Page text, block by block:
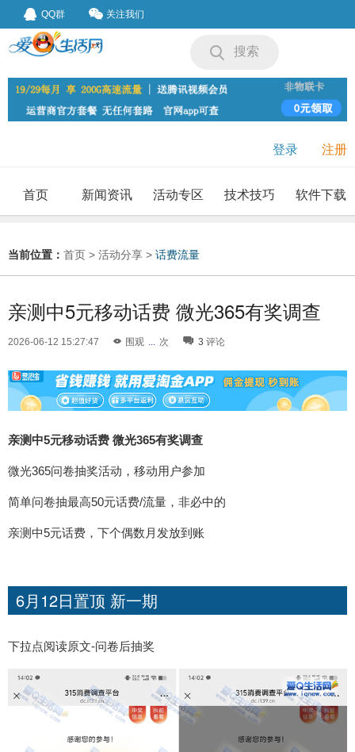
QQ群 关注我们
搜索
登录 注册
首页 新闻资讯 活动专区 技术技巧 软件下载
当前位置： 首页 > 活动分享 > 话费流量
亲测中5元移动话费 微光365有奖调查
2026-06-12 15:27:47 围观 ... 次 3 评论
亲测中5元移动话费 微光365有奖调查
微光365问卷抽奖活动，移动用户参加
简单问卷抽最高50元话费/流量，非必中的
亲测中5元话费，下个偶数月发放到账
6月12日置顶 新一期
下拉点阅读原文-问卷后抽奖